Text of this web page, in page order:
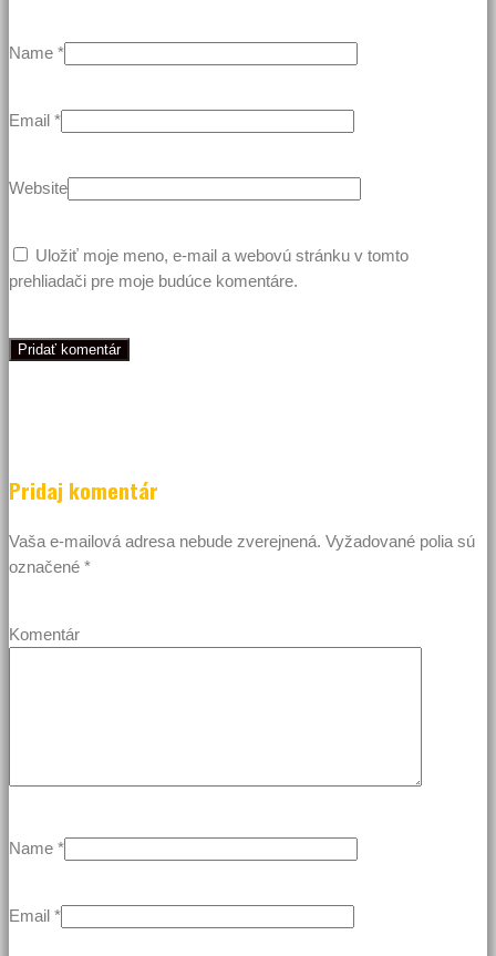
Name *
Email *
Website
Uložiť moje meno, e-mail a webovú stránku v tomto
prehliadači pre moje budúce komentáre.
Pridaj komentár
Vaša e-mailová adresa nebude zverejnená. Vyžadované polia sú
označené *
Komentár
Name *
Email *